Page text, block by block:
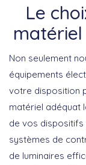
Le
Non seulement
équipements
votre disposition
matériel adéquat
de vos dispositifs
systèmes de
de luminaires